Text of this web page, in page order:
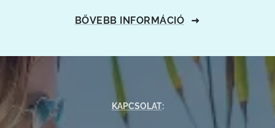
BŐVEBB INFORMÁCIÓ
KAPCSOLAT: